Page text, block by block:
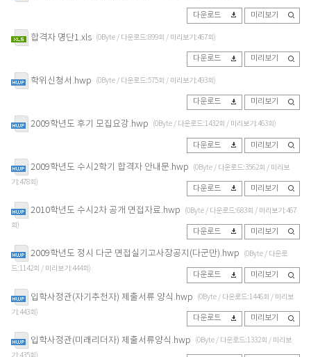
다운로드 미리보기
합격자 명단1.xls (0Byte / 다운로드:899회 / 미리보기:467회)
다운로드 미리보기
학위신청서.hwp (0Byte / 다운로드:575회 / 미리보기:493회)
다운로드 미리보기
2009학년도 후기 모집요강.hwp (0Byte / 다운로드:1432회 / 미리보기:463회)
다운로드 미리보기
2009학년도 수시2학기 합격자 안내문.hwp
(0Byte / 다운로드:3562회 / 미리보
기:478회)
다운로드 미리보기
2010학년도 수시2차 공개 면접자료.hwp
(0Byte / 다운로드:683회 / 미리보기:467
회)
다운로드 미리보기
2009학년도 정시 다군 면접실기고사장공지(다군만).hwp
(0Byte / 다운로
드:1142회 / 미리보기:444회)
다운로드 미리보기
입학사정관(자기추천자) 제출서류 양식.hwp
(0Byte / 다운로드:1446회 / 미리보
기:443회)
다운로드 미리보기
입학사정관(미래리더자) 제출서류양식.hwp
(0Byte / 다운로드:1332회 / 미리보